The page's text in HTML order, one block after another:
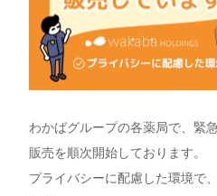
わかばグループの各薬局で、緊
販売を順次開始しております。
プライバシーに配慮した環境で